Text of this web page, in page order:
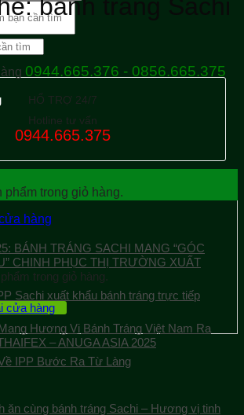
0944.665.376 - 0856.665.375
phẩm trong giỏ hàng.
hàng
trong giỏ hàng.
cửa hàng
bánh tráng Sachi
HỔ TRỢ 24/7
Hotline tư vấn
0944.665.375
BÁNH TRÁNG SACHI MANG “GÓC
CHINH PHỤC THỊ TRƯỜNG XUẤT
Sachi xuất khẩu bánh tráng trực tiếp
Hương Vị Bánh Tráng Việt Nam Ra
– ANUGA ASIA 2025
IPP Bước Ra Từ Làng
ăn cùng bánh tráng Sachi – Hương vị tinh